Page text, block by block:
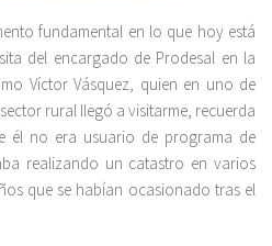
fundamental en lo que hoy está
del encargado de Prodesal en la
Víctor Vásquez, quien en uno de
rural llegó a visitarme, recuerda
él no era usuario de programa de
realizando un catastro en varios
que se habían ocasionado tras el